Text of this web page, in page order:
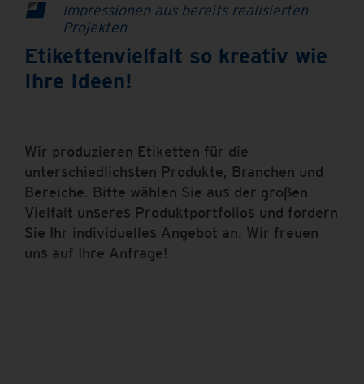
Impressionen aus bereits realisierten
Projekten
Etikettenvielfalt so kreativ wie
Ihre Ideen!
Wir produzieren Etiketten für die
unterschiedlichsten Produkte, Branchen und
Bereiche. Bitte wählen Sie aus der großen
Vielfalt unseres Produktportfolios und fordern
Sie Ihr individuelles Angebot an. Wir freuen
uns auf Ihre Anfrage!